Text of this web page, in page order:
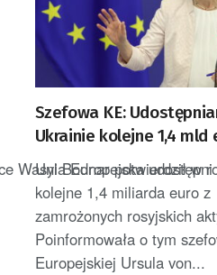
Wasyl Bodnar potwierdził
Szefowa KE:
Ukrainie kolejne 1,4 mld
zamrożonych
Unia Europejska
kolejne 1,4 miliarda euro z
zamrożonych rosyjskich
Poinformowała o tym
Europejskiej Ursula von...